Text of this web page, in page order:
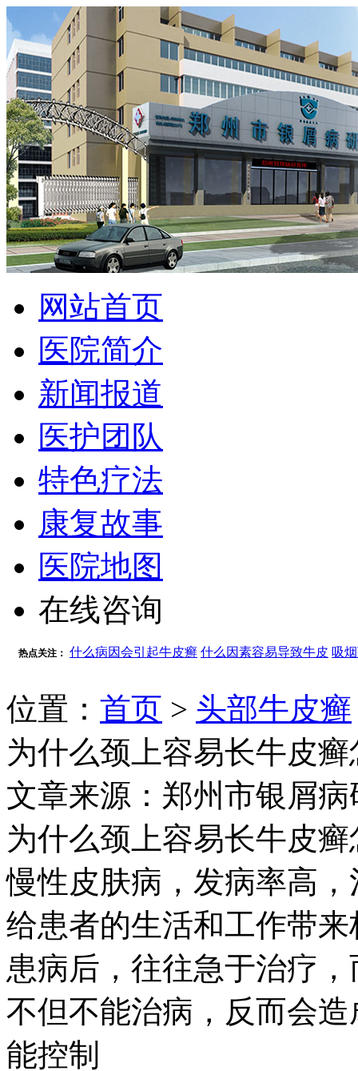
网站首页
医院简介
新闻报道
医护团队
特色疗法
康复故事
医院地图
在线咨询
热点关注： 什么病因会引起牛皮癣 什么因素容易导致牛皮 吸
位置： 首页 > 头部牛皮癣
为什么颈上容易长牛皮
文章来源：郑州市银屑病
为什么颈上容易长牛皮
慢性皮肤病，发病率高
给患者的生活和工作带
患病后，往往急于治疗
不但不能治病，反而会
能控制